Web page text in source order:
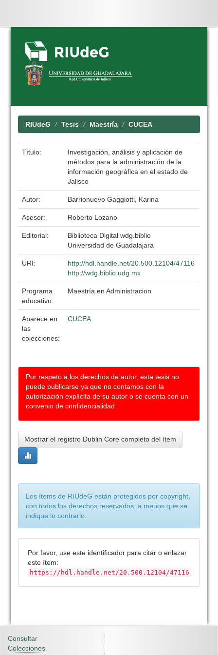
Skip
navigation
RIUdeG Tesis Maestría CUCEA
Título:
Investigación, análisis y aplicación de
métodos para la administración de la
información geográfica en el estado de
Jalisco
Autor: Barrionuevo Gaggiotti, Karina
Asesor: Roberto Lozano
Editorial:
Biblioteca Digital wdg.biblio
Universidad de Guadalajara
URI:
http://hdl.handle.net/20.500.12104/47116
http://wdg.biblio.udg.mx
Programa
educativo:
Maestría en Administracion
Aparece en
las
colecciones:
CUCEA
Por respeto a los derechos de autor, esta tesis no
puede publicarse ya que no contamos con la
autorización explícita de su autor o se cuenta con un
convenio de confidencialidad
Mostrar el registro Dublin Core completo del ítem
Los ítems de RIUdeG están protegidos por copyright,
con todos los derechos reservados, a menos que se
indique lo contrario.
Por favor, use este identificador para citar o enlazar
este ítem:
https://hdl.handle.net/20.500.12104/47116
Consultar
Colecciones